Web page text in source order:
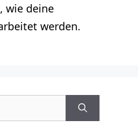
wie deine
werden.